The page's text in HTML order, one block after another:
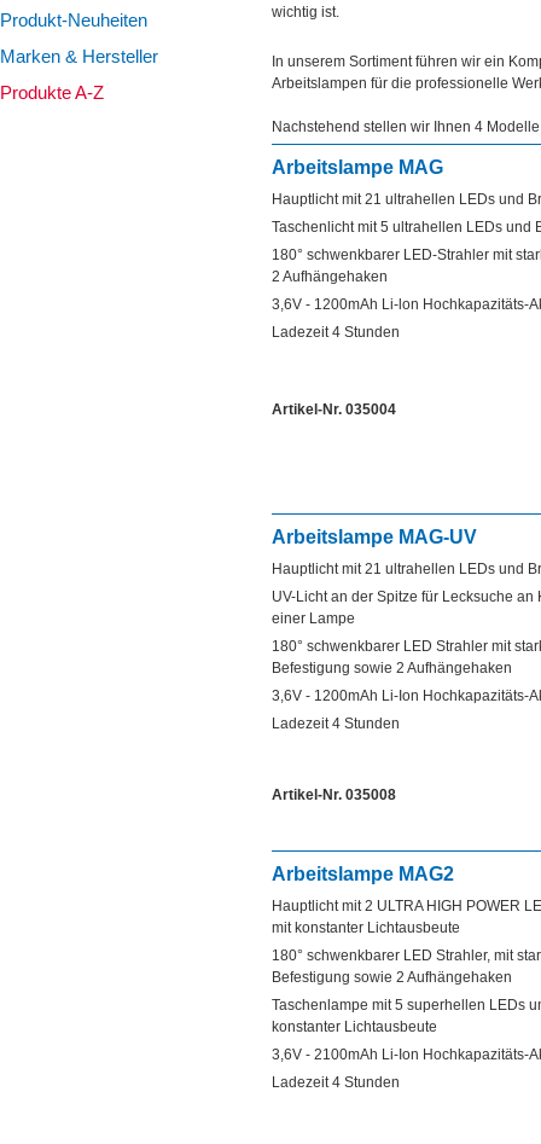
Produkt-Neuheiten
Marken & Hersteller
Produkte A-Z
wichtig ist.
In unserem Sortiment führen wir ein
Arbeitslampen für die professionelle
Nachstehend stellen wir Ihnen 4
Arbeitslampe MAG
Hauptlicht mit 21 ultrahellen LEDs und
Taschenlicht mit 5 ultrahellen LEDs und
180° schwenkbarer LED-Strahler mit
2 Aufhängehaken
3,6V - 1200mAh Li-lon Hochkapazitäts-
Ladezeit 4 Stunden
Artikel-Nr. 035004
Arbeitslampe MAG-UV
Hauptlicht mit 21 ultrahellen LEDs und
UV-Licht an der Spitze für Lecksuche
einer Lampe
180° schwenkbarer LED Strahler mit
Befestigung sowie 2 Aufhängehaken
3,6V - 1200mAh Li-Ion Hochkapazitäts-
Ladezeit 4 Stunden
Artikel-Nr. 035008
Arbeitslampe MAG2
Hauptlicht mit 2 ULTRA HIGH POWER
mit konstanter Lichtausbeute
180° schwenkbarer LED Strahler, mit
Befestigung sowie 2 Aufhängehaken
Taschenlampe mit 5 superhellen LEDs
konstanter Lichtausbeute
3,6V - 2100mAh Li-Ion Hochkapazitäts-
Ladezeit 4 Stunden